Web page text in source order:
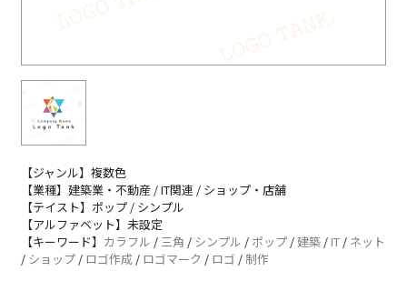
【ジャンル】複数色
【業種】建築業・不動産 / IT関連 / ショップ・店舗
【テイスト】ポップ / シンプル
【アルファベット】未設定
【キーワード】 カラフル / 三角 / シンプル / ポップ /建築 /IT / ネット
/ ショップ / ロゴ作成 / ロゴマーク / ロゴ / 制作